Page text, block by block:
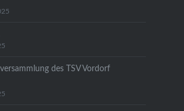
des TSV Vordorf